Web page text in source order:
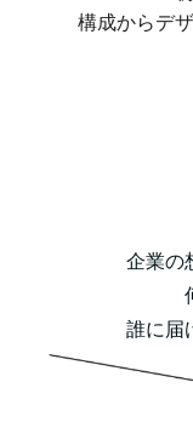
構成からデ
企業の
誰に届